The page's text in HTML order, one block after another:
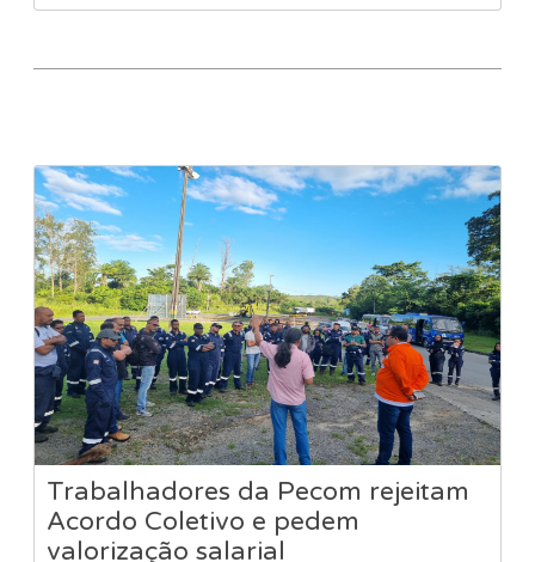
Trabalhadores da Pecom rejeitam
Acordo Coletivo e pedem
valorização salarial